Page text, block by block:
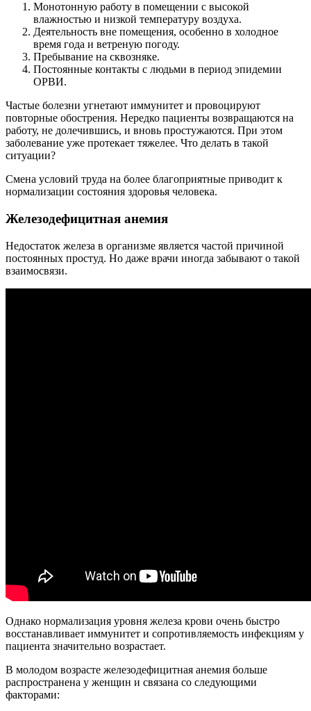
Монотонную работу в помещении с высокой
влажностью и низкой температуру воздуха.
Деятельность вне помещения, особенно в холодное
время года и ветреную погоду.
Пребывание на сквозняке.
Постоянные контакты с людьми в период эпидемии
ОРВИ.
Частые болезни угнетают иммунитет и провоцируют
повторные обострения. Нередко пациенты возвращаются на
работу, не долечившись, и вновь простужаются. При этом
заболевание уже протекает тяжелее. Что делать в такой
ситуации?
Смена условий труда на более благоприятные приводит к
нормализации состояния здоровья человека.
Железодефицитная анемия
Недостаток железа в организме является частой причиной
постоянных простуд. Но даже врачи иногда забывают о такой
взаимосвязи.
Однако нормализация уровня железа крови очень быстро
восстанавливает иммунитет и сопротивляемость инфекциям у
пациента значительно возрастает.
В молодом возрасте железодефицитная анемия больше
распространена у женщин и связана со следующими
факторами: